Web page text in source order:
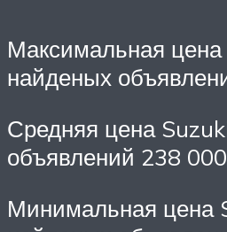
Максимальная
найденых
Средняя цена
объявлений 238
Минимальная цена